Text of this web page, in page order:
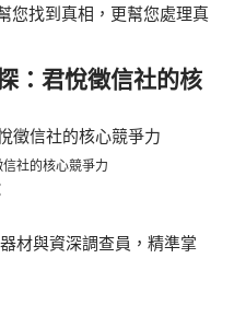
您找到真相，更幫您處理真
：君悅徵信社的核
社的核心競爭力
材與資深調查員，精準掌